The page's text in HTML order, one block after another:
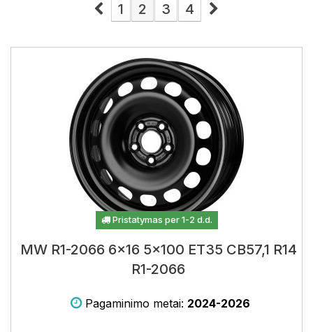
1 2 3 4
Pristatymas per 1-2 d.d.
MW R1-2066 6x16 5x100 ET35 CB57,1 R14
R1-2066
Pagaminimo metai: 2024-2026